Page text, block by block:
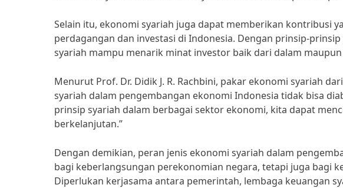
Selain itu, ekonomi syariah juga dapat memberikan kontribusi
perdagangan dan investasi di Indonesia. Dengan prinsip-
syariah mampu menarik minat investor baik dari dalam
Menurut Prof. Dr. Didik J. R. Rachbini, pakar ekonomi syariah
syariah dalam pengembangan ekonomi Indonesia tidak bisa
prinsip syariah dalam berbagai sektor ekonomi, kita dapat
berkelanjutan.”
Dengan demikian, peran jenis ekonomi syariah dalam
bagi keberlangsungan perekonomian negara, tetapi juga bagi
Diperlukan kerjasama antara pemerintah, lembaga keuangan